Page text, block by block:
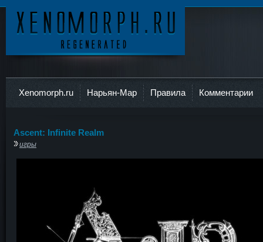
Xenomorph.ru Нарьян-Мар Правила Комментарии
Ascent: Infinite Realm
игры